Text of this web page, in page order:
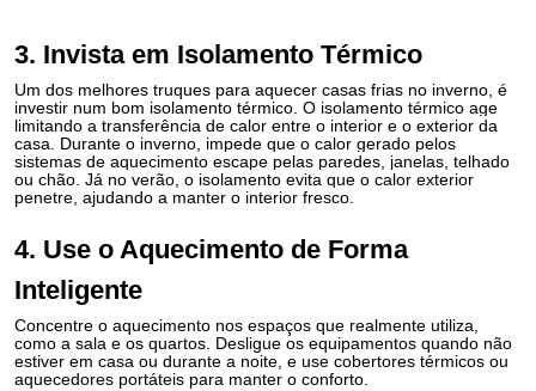
3. Invista em Isolamento Térmico
Um dos melhores truques para aquecer casas frias no inverno, é
investir num bom isolamento térmico . O isolamento térmico age
limitando a transferência de calor entre o interior e o exterior da
casa. Durante o inverno, impede que o calor gerado pelos
sistemas de aquecimento escape pelas paredes, janelas, telhado
ou chão. Já no verão, o isolamento evita que o calor exterior
penetre, ajudando a manter o interior fresco.
4. Use o Aquecimento de Forma
Inteligente
Concentre o aquecimento nos espaços que realmente utiliza,
como a sala e os quartos. Desligue os equipamentos quando não
estiver em casa ou durante a noite, e use cobertores térmicos ou
aquecedores portáteis para manter o conforto.